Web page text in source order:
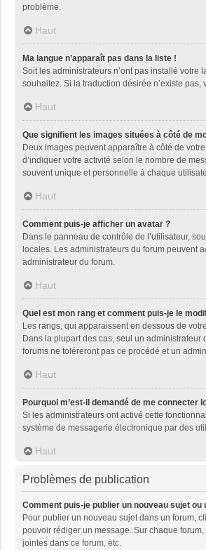
problème.
Haut
Ma langue n’apparaît pas dans la liste !
Soit les administrateurs n’ont pas installé votre
souhaitez. Si la traduction désirée n’existe
Haut
Que signifient les images situées à côté de
Deux images peuvent apparaître à côté de
d’indiquer votre activité selon le nombre de
souvent unique et personnelle à chaque
Haut
Comment puis-je afficher un avatar ?
Dans le panneau de contrôle de l’utilisateur,
locales. Les administrateurs du forum peuvent
administrateur du forum.
Haut
Quel est mon rang et comment puis-je le
Les rangs, qui apparaissent en dessous de
Dans la plupart des cas, seul un
forums ne toléreront pas ce procédé et un
Haut
Pourquoi m’est-il demandé de me connecter
Si les administrateurs ont activé cette
système de messagerie électronique par des
Haut
Problèmes de publication
Comment puis-je publier un nouveau sujet ou
Pour publier un nouveau sujet dans un forum,
pouvoir rédiger un message. Sur chaque
jointes dans ce forum, etc.